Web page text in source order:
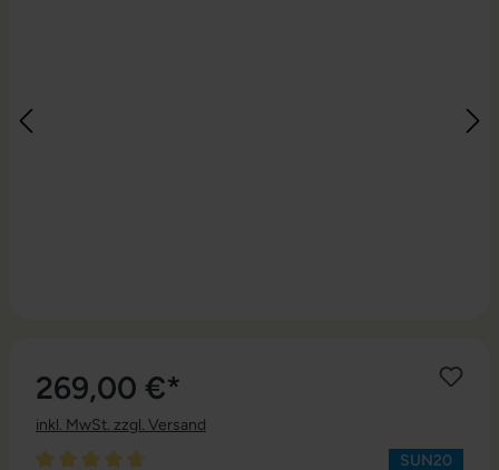
269,00 €*
inkl. MwSt. zzgl. Versand
SUN20